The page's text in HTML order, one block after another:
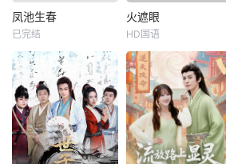
凤池生春
已完结
火遮眼
HD国语